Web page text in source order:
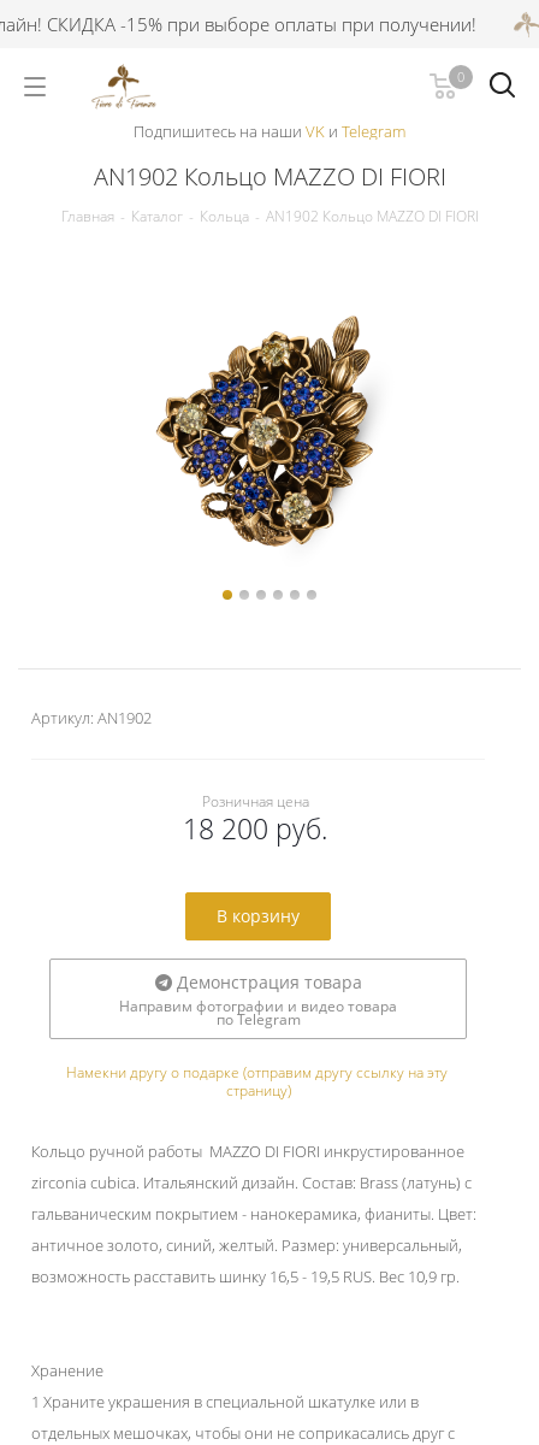
СКИДКА -15% при выборе оплаты при получении!
0
Подпишитесь на наши VK и Telegram
AN1902 Кольцо MAZZO DI FIORI
Главная - Каталог - Кольца - AN1902 Кольцо MAZZO DI FIORI
Артикул: AN1902
Розничная цена
18 200 руб.
В корзину
Демонстрация товара
Направим фотографии и видео товара
по Telegram
Намекни другу о подарке (отправим другу ссылку на эту
страницу)
Кольцо ручной работы MAZZO DI FIORI инкрустированное
zirconia cubica. Итальянский дизайн. Состав: Brass (латунь) с
гальваническим покрытием - нанокерамика, фианиты. Цвет:
античное золото, синий, желтый. Размер: универсальный,
возможность расставить шинку 16,5 - 19,5 RUS. Вес 10,9 гр.
Хранение
1 Храните украшения в специальной шкатулке или в
отдельных мешочках, чтобы они не соприкасались друг с